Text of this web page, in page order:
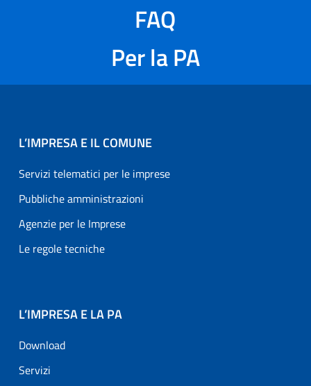
FAQ
Per la PA
L’IMPRESA E IL COMUNE
Servizi telematici per le imprese
Pubbliche amministrazioni
Agenzie per le Imprese
Le regole tecniche
L’IMPRESA E LA PA
Download
Servizi